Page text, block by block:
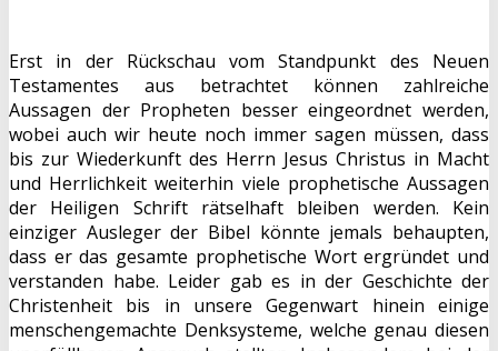
Erst in der Rückschau vom Standpunkt des Neuen
Testamentes aus betrachtet können zahlreiche
Aussagen der Propheten besser eingeordnet werden,
wobei auch wir heute noch immer sagen müssen, dass
bis zur Wiederkunft des Herrn Jesus Christus in Macht
und Herrlichkeit weiterhin viele prophetische Aussagen
der Heiligen Schrift rätselhaft bleiben werden. Kein
einziger Ausleger der Bibel könnte jemals behaupten,
dass er das gesamte prophetische Wort ergründet und
verstanden habe. Leider gab es in der Geschichte der
Christenheit bis in unsere Gegenwart hinein einige
menschengemachte Denksysteme, welche genau diesen